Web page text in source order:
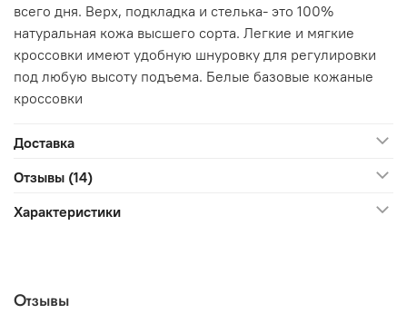
всего дня. Верх, подкладка и стелька- это 100%
натуральная кожа высшего сорта. Легкие и мягкие
кроссовки имеют удобную шнуровку для регулировки
под любую высоту подъема. Белые базовые кожаные
кроссовки
Доставка
Отзывы (14)
Характеристики
Отзывы